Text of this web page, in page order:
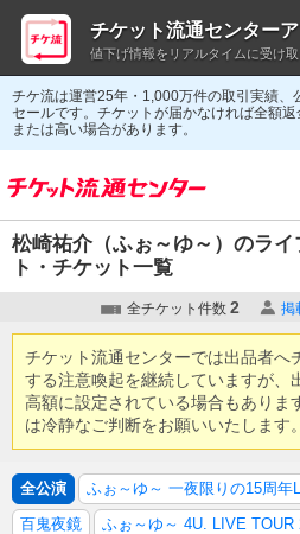
チケ流は運営25年・1,000万件の取引実績、
セールです。チケットが届かなければ全額
または高い場合があります。
松崎祐介（ふぉ～ゆ～）のラ
ト・チケット一覧
全チケット件数 2 掲
チケット流通センターでは出品者へ
する注意喚起を継続していますが、
高額に設定されている場合もありま
は冷静なご判断をお願いいたします。
全公演
ふぉ～ゆ～ 一夜限りの15周年
百鬼夜鏡
ふぉ～ゆ～ 4U. LIVE
チケット流通センター
値下げ情報をリアルタイムに受け取